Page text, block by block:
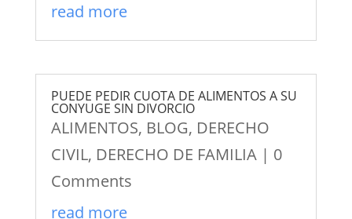
read more
PUEDE PEDIR CUOTA DE ALIMENTOS A SU
CONYUGE SIN DIVORCIO
ALIMENTOS, BLOG, DERECHO
CIVIL, DERECHO DE FAMILIA| 0
Comments
read more